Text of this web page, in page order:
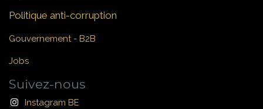
Politique anti-corruption
Gouvernement - B2B
Jobs
Suivez-nous
Instagram BE